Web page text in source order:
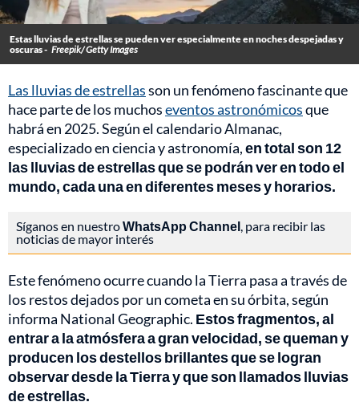
Estas lluvias de estrellas se pueden ver especialmente en noches despejadas y
oscuras - Freepik/ Getty Images
Las lluvias de estrellasson un fenómeno fascinante que
hace parte de los muchoseventos astronómicosque
habrá en 2025. Según el calendario Almanac,
especializado en ciencia y astronomía,en total son 12
las lluvias de estrellas que se podrán ver en todo el
mundo, cada una en diferentes meses y horarios.
Síganos en nuestroWhatsApp Channel, para recibir las
noticias de mayor interés
Este fenómeno ocurre cuando la Tierra pasa a través de
los restos dejados por un cometa en su órbita, según
informa National Geographic. Estos fragmentos, al
entrar a la atmósfera a gran velocidad, se queman y
producen los destellos brillantes que se logran
observar desde la Tierra y que son llamados lluvias
de estrellas.